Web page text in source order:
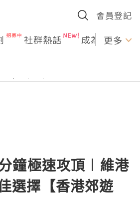
會員登記
社群熱話 成為U更多
鐘極速攻頂︱維港
選擇【香港郊遊